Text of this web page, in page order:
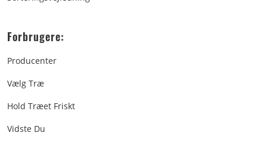
Forbrugere:
Producenter
Vælg Træ
Hold Træet Friskt
Vidste Du